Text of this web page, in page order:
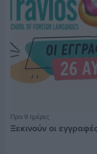
Πριν 9 ημέρες
Ξεκινούν οι